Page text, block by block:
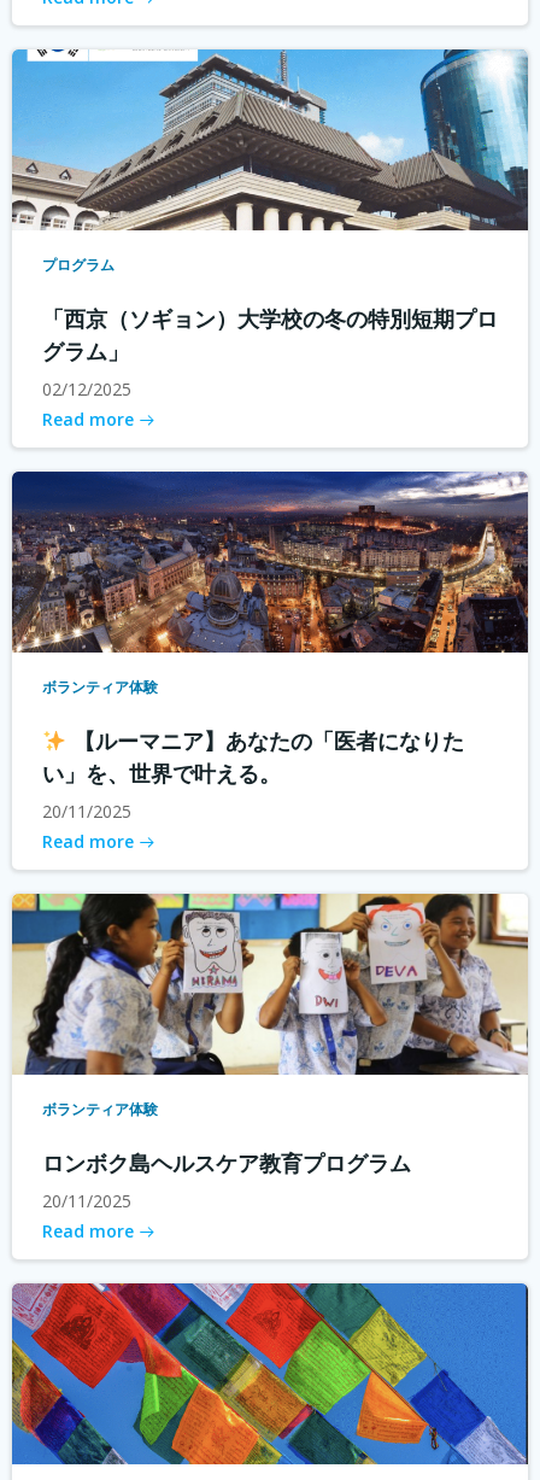
プログラム
「西京（ソギョン）大学校の冬の特別短期プロ
グラム」
02/12/2025
Read more
ボランティア体験
【ルーマニア】あなたの「医者になりた
い」を、世界で叶える。
20/11/2025
Read more
ボランティア体験
ロンボク島ヘルスケア教育プログラム
20/11/2025
Read more